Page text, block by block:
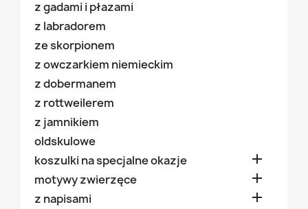
z gadami i płazami
z labradorem
ze skorpionem
z owczarkiem niemieckim
z dobermanem
z rottweilerem
z jamnikiem
oldskulowe
koszulki na specjalne okazje

motywy zwierzęce 
z napisami 